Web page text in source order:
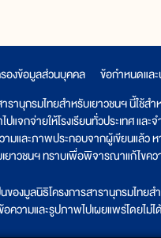
องข้อมูลส่วนบุคคล
ข้อกำหนดแล
รานุกรมไทยสำหรับเยาวชนฯ นี้ใ
ไปแจกจ่ายให้โรงเรียนทั่วประเท
ละภาพประกอบจากผู้เขียนแล้ว ห
ยาวชนฯ ทราบเพื่อพิจารณาแก้ไขค
ของมูลนิธิโครงการสารานุกรมไทยส
ความและรูปภาพไปเผยแพร่โดยไม่